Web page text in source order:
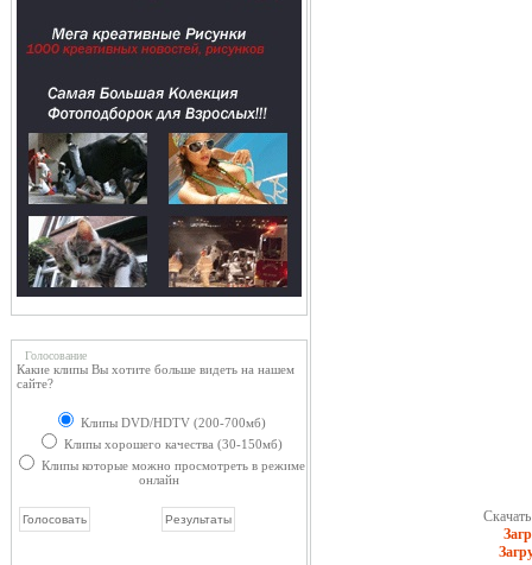
Голосование
Какие клипы Вы хотите больше видеть на нашем
сайте?
Клипы DVD/HDTV (200-700мб)
Клипы хорошего качества (30-150мб)
Клипы которые можно просмотреть в режиме
онлайн